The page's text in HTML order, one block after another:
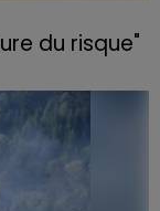
du risque"